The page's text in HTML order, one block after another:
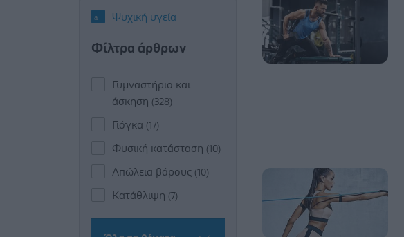
Ψυχική υγεία
Φίλτρα άρθρων
Γυμναστήριο και
άσκηση (328)
Γιόγκα (17)
Φυσική κατάσταση (10)
Απώλεια βάρους (10)
Κατάθλιψη (7)